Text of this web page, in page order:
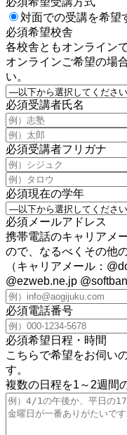
対面での受講を希望
必須希望校舎
各校舎ともオンライン
オンラインご希望の場
い。
必須受講者氏名
必須受講者フリガナ
必須現在の学年
必須 メールアドレス
携帯電話のキャリアメ
ので、なるべくその他
（キャリアメール：
@ezweb.ne.jp
必須電話番号
必須希望日程・時間
こちらで希望をお伺い
す。
複数の日程を1～2週間